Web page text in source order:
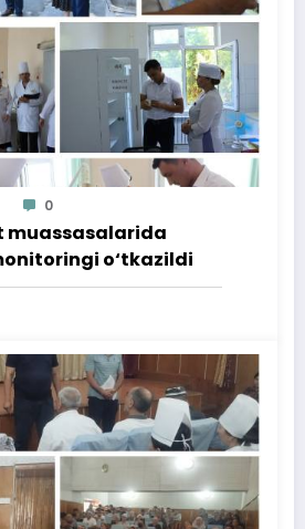
0
muassasalarida
o‘tkazildi